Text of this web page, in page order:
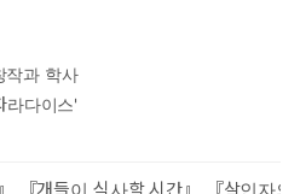
영소는 그로부터 진심 어린 위로를
감정에 걷잡을 수 없는 눈물을 흘리
하는데……. 과연 영소는 빈집 털이
온 경호와의 새 출발에 성공하고,
까지 무사히 지킬 수 있을까? 수감
작과 학사
라다이스'